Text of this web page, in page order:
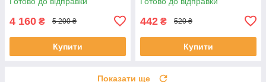
4 160 ₴ 5 200 ₴
Купити
442 ₴ 520 ₴
Купити
Показати ще